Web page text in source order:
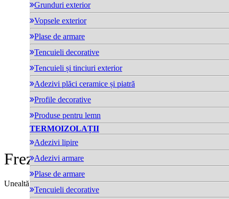
Grunduri exterior
Vopsele exterior
Plase de armare
Tencuieli decorative
Tencuieli și tinciuri exterior
Adezivi plăci ceramice și piatră
Profile decorative
Produse pentru lemn
TERMOIZOLAȚII
Adezivi lipire
Adezivi armare
Plase de armare
Tencuieli decorative
Freză pentru polistiren
Unealtă din plastic pentru montarea a WERK Rondele EPS